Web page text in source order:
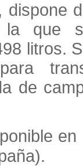
dispone
la que
litros.
de
en